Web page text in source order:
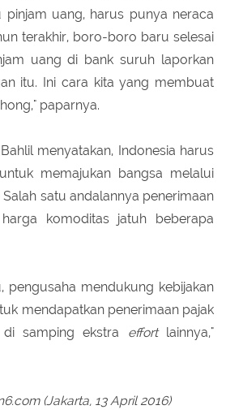
pinjam uang, harus punya neraca
terakhir, boro-boro baru selesai
uang di bank suruh laporkan
itu. Ini cara kita yang membuat
paparnya.
menyatakan, Indonesia harus
memajukan bangsa melalui
satu andalannya penerimaan
komoditas jatuh beberapa
pengusaha mendukung kebijakan
mendapatkan penerimaan pajak
samping ekstra effortlainnya,"
(Jakarta, 13 April 2016)